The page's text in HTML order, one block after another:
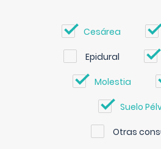
Cesárea
Epidural
Molestia
Suelo
Otras